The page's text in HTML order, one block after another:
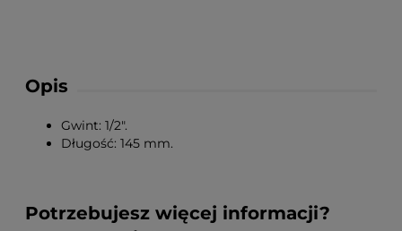
Opis
Gwint: 1/2".
Długość: 145 mm.
Potrzebujesz więcej informacji?